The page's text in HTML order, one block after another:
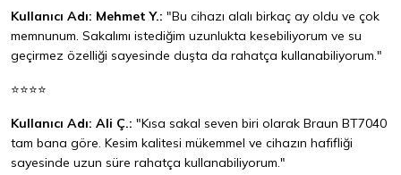
Kullanıcı Adı: Mehmet Y.: "Bu cihazı alalı birkaç ay oldu ve çok
memnunum. Sakalımı istediğim uzunlukta kesebiliyorum ve su
geçirmez özelliği sayesinde duşta da rahatça kullanabiliyorum."
⭐⭐⭐⭐
Kullanıcı Adı: Ali Ç.: "Kısa sakal seven biri olarak Braun BT7040
tam bana göre. Kesim kalitesi mükemmel ve cihazın hafifliği
sayesinde uzun süre rahatça kullanabiliyorum."